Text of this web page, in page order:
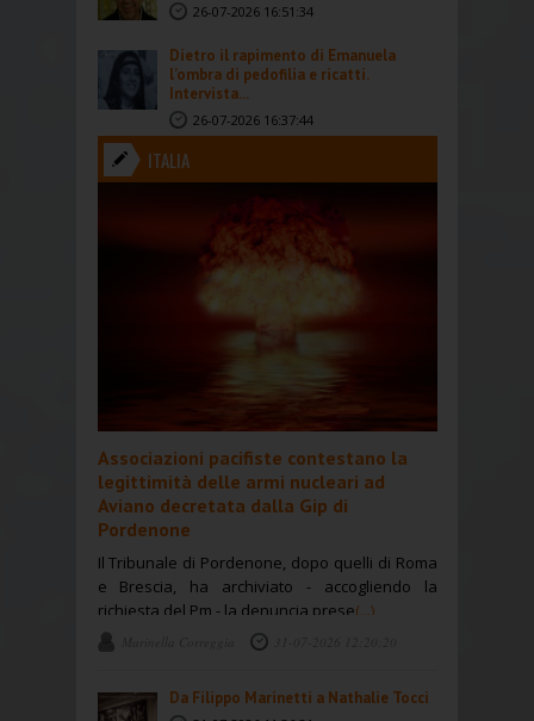
26-07-2026 16:51:34
Dietro il rapimento di Emanuela
l’ombra di pedofilia e ricatti.
Intervista...
26-07-2026 16:37:44
ITALIA
Associazioni pacifiste contestano la
legittimità delle armi nucleari ad
Aviano decretata dalla Gip di
Pordenone
Il Tribunale di Pordenone, dopo quelli di Roma
e Brescia, ha archiviato - accogliendo la
richiesta del Pm - la denuncia prese(...)
Da Filippo Marinetti a Nathalie Tocci